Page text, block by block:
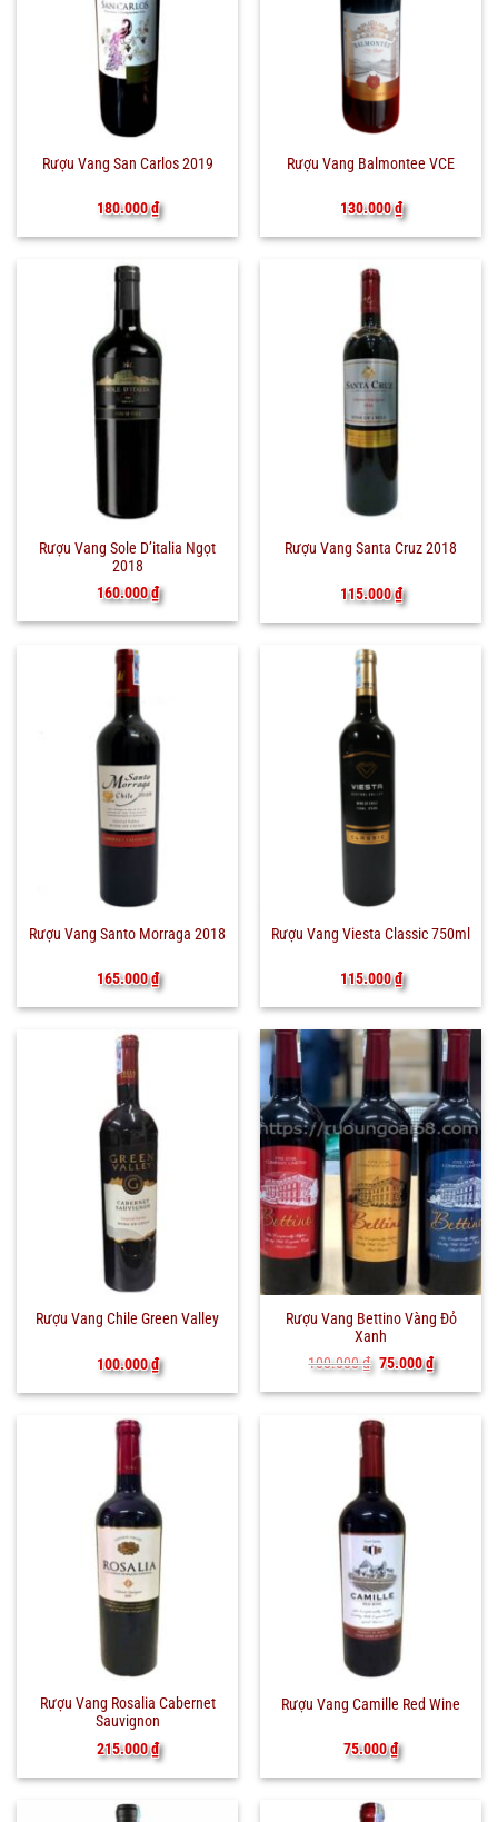
Rượu Vang San Carlos 2019
180.000₫
Rượu Vang Balmontee VCE
130.000₫
Rượu Vang Sole D’italia Ngọt
2018
160.000₫
Rượu Vang Santa Cruz 2018
115.000₫
Rượu Vang Santo Morraga 2018
165.000₫
Rượu Vang Viesta Classic 750ml
115.000₫
Rượu Vang Chile Green Valley
100.000₫
Rượu Vang Bettino Vàng Đỏ
Xanh
100.000₫ Giá
gốc
là:
75.000₫Giá
hiện
tại
75.000 ₫.
Rượu Vang Rosalia Cabernet
Sauvignon
215.000₫
Rượu Vang Camille Red Wine
75.000₫